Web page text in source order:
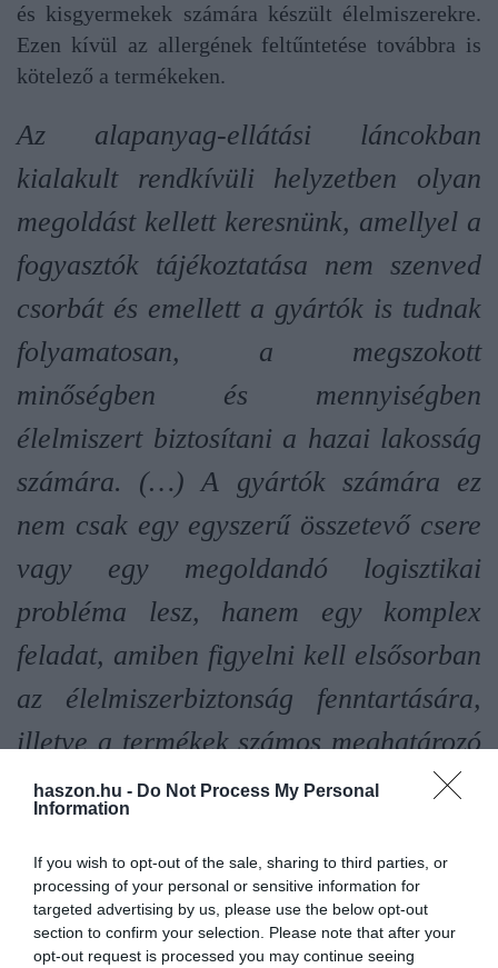
haszon.hu - Do Not Process My Personal
Information
If you wish to opt-out of the sale, sharing to third parties, or
processing of your personal or sensitive information for
targeted advertising by us, please use the below opt-out
section to confirm your selection. Please note that after your
opt-out request is processed you may continue seeing
és kisgyermekek számára készült élelmiszerekre.
Ezen kívül az allergének feltűntetése továbbra is
kötelező a termékeken.
Az alapanyag-ellátási láncokban
kialakult rendkívüli helyzetben olyan
megoldást kellett keresnünk, amellyel a
fogyasztók tájékoztatása nem szenved
csorbát és emellett a gyártók is tudnak
folyamatosan, a megszokott
minőségben és mennyiségben
élelmiszert biztosítani a hazai lakosság
számára. (…) A gyártók számára ez
nem csak egy egyszerű összetevő csere
vagy egy megoldandó logisztikai
probléma lesz, hanem egy komplex
feladat, amiben figyelni kell elsősorban
az élelmiszerbiztonság fenntartására,
illetve a termékek számos meghatározó
paraméterére, úgy, mint íz, állag,
- fogalmazott Vörös Attila, a Felelős Élelmiszergyártók
Szövetsége ügyvezető igazgatója.